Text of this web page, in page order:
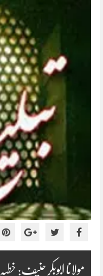
مولانا ابوبکر حنیف: خطبہ جمعۃ